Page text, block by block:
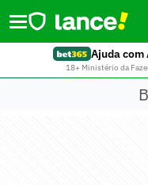
Ajuda com
18+ Ministério da